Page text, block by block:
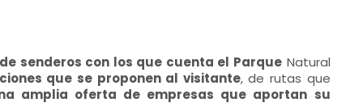
senderos con los que cuenta el ParqueNatural
que se proponen al visitante, de rutas que
amplia oferta de empresas que aportan su